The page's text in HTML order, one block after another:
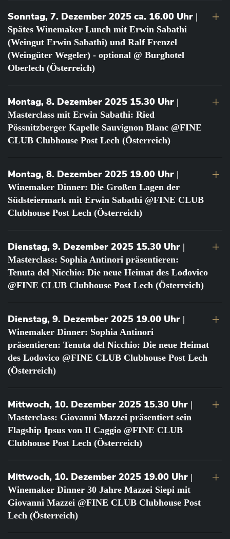
Sonntag, 7. Dezember 2025 ca. 16.00 Uhr |
Spätes Winemaker Lunch mit Erwin Sabathi
(Weingut Erwin Sabathi) und Ralf Frenzel
(Weingüter Wegeler) - optional @ Burghotel
Oberlech (Österreich)
Montag, 8. Dezember 2025 15.30 Uhr |
Masterclass mit Erwin Sabathi: Ried
Pössnitzberger Kapelle Sauvignon Blanc @FINE
CLUB Clubhouse Post Lech (Österreich)
Montag, 8. Dezember 2025 19.00 Uhr |
Winemaker Dinner: Die Großen Lagen der
Südsteiermark mit Erwin Sabathi @FINE CLUB
Clubhouse Post Lech (Österreich)
Dienstag, 9. Dezember 2025 15.30 Uhr |
Masterclass: Sophia Antinori präsentieren:
Tenuta del Nicchio: Die neue Heimat des Lodovico
@FINE CLUB Clubhouse Post Lech (Österreich)
Dienstag, 9. Dezember 2025 19.00 Uhr |
Winemaker Dinner: Sophia Antinori
präsentieren: Tenuta del Nicchio: Die neue Heimat
des Lodovico @FINE CLUB Clubhouse Post Lech
(Österreich)
Mittwoch, 10. Dezember 2025 15.30 Uhr |
Masterclass: Giovanni Mazzei präsentiert sein
Flagship Ipsus von Il Caggio @FINE CLUB
Clubhouse Post Lech (Österreich)
Mittwoch, 10. Dezember 2025 19.00 Uhr |
Winemaker Dinner 30 Jahre Mazzei Siepi mit
Giovanni Mazzei @FINE CLUB Clubhouse Post
Lech (Österreich)